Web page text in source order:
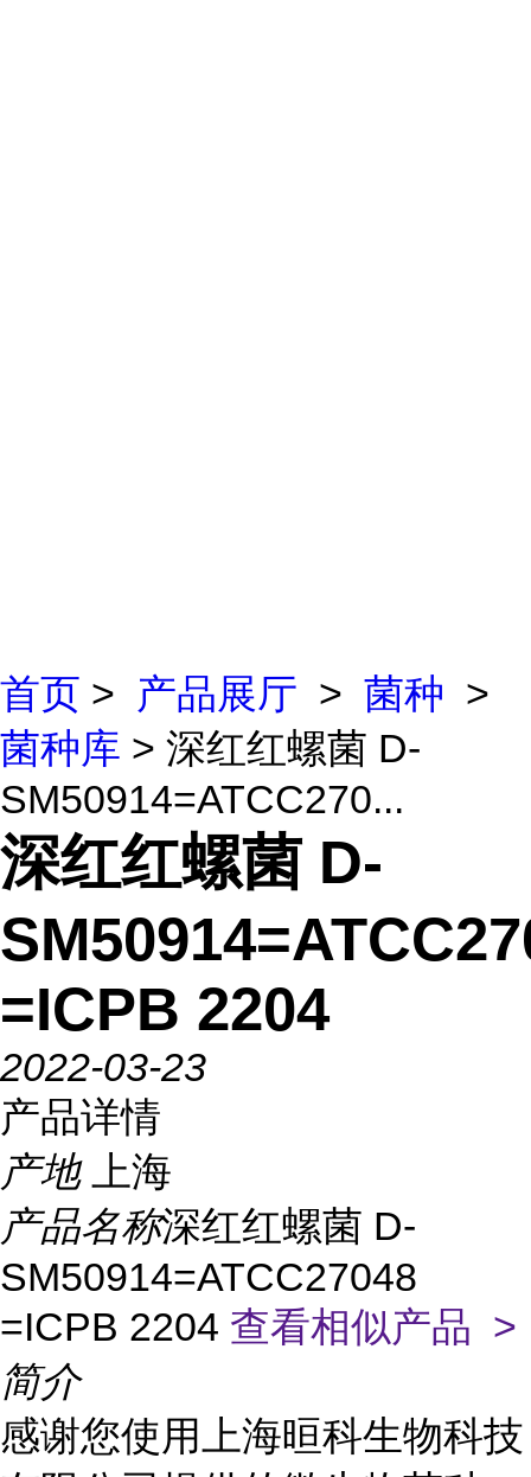
首页 > 产品展厅 > 菌种 >
菌种库 > 深红红螺菌 D-
SM50914=ATCC270...
深红红螺菌 D-
=ICPB 2204
2022-03-23
产品详情
产地
上海
产品名称深红红螺菌 D-
SM50914=ATCC27048
=ICPB 2204 查看相似产品 >
简介
感谢您使用上海晅科生物科技